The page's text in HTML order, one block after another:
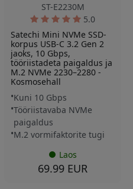
ST-E2230M
5.0
Satechi Mini NVMe SSD-
korpus USB-C 3.2 Gen 2
jaoks, 10 Gbps,
tööriistadeta paigaldus ja
M.2 NVMe 2230–2280 -
Kosmosehall
Kuni 10 Gbps
Tööriistavaba NVMe
paigaldus
M.2 vormifaktorite tugi
Laos
69.99 EUR